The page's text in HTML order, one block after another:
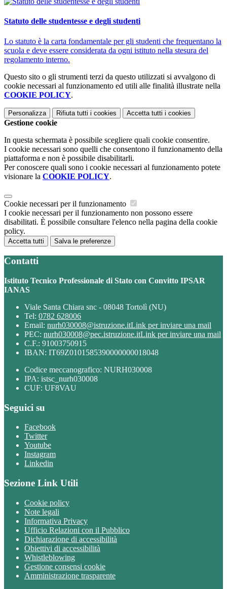
Statuto delle studentesse e degli studenti
Lo statuto è la carta fondamentale per gli studenti che frequentano la
scuola e deve essere considerata da ogni istituto nella stesura del
regolamento interno.
Questo sito o gli strumenti terzi da questo utilizzati si avvalgono di
cookie necessari al funzionamento ed utili alle finalità illustrate nella
COOKIE POLICY.
Personalizza Rifiuta tutti i cookies Accetta tutti i cookies
Gestione cookie
In questa schermata è possibile scegliere quali cookie consentire.
I cookie necessari sono quelli che consentono il funzionamento della
piattaforma e non è possibile disabilitarli.
Per conoscere quali sono i cookie necessari al funzionamento potete
visionare la COOKIE POLICY.
Cookie necessari per il funzionamento
I cookie necessari per il funzionamento non possono essere
disabilitati. È possibile consultare l'elenco nella pagina della cookie
policy.
Accetta tutti Salva le preferenze
Contatti
Istituto Tecnico Professionale di Stato con Convitto IPSAR
IANAS
Viale Santa Chiara snc - 08048 Tortolì (NU)
Tel: 0782 628006
Email: nurh030008@istruzione.itLink per inviare una mail
PEC: nurh030008@pec.istruzione.itLink per inviare una mail
C.F.: 91003750915
IBAN: IT69Z0101585390000000018048
Codice meccanografico: NURH030008
IPA: istsc_nurh030008
CUF: UF8VAU
Seguici su
Facebook
Twitter
Youtube
Instagram
Linkedin
Sezione Link Utili
Cookie policy
Note legali
Informativa Privacy
Ufficio Relazioni con il Pubblico
Dichiarazione di accessibilità
Obiettivi di accessibilità
Whistleblowing
Gestione consensi cookie
Amministrazione trasparente